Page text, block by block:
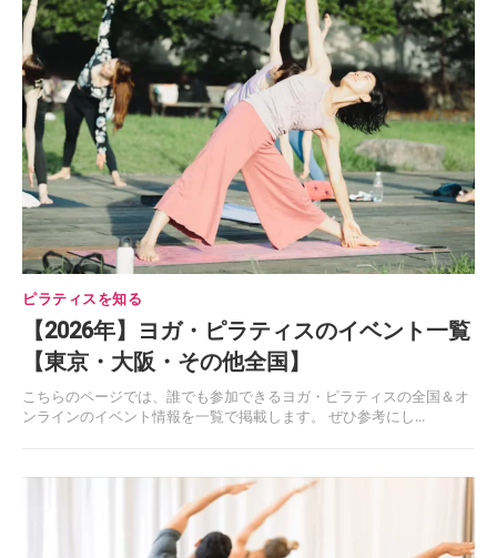
ピラティスを知る
【2026年】ヨガ・ピラティスのイベント一覧
【東京・大阪・その他全国】
こちらのページでは、誰でも参加できるヨガ・ピラティスの全国＆オ
ンラインのイベント情報を一覧で掲載します。 ぜひ参考にし...